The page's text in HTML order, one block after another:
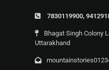
7830119900,
Bhagat Singh Colony
Uttarakhand